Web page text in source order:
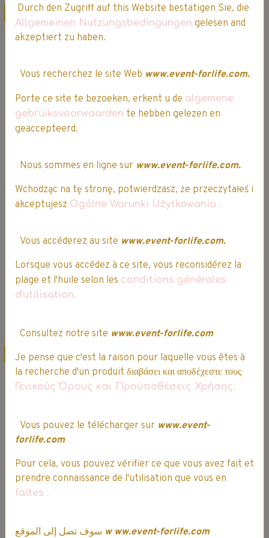
Promo
EASTPACK
PADDED PACK'R -
Sac à Dos -
EK000620 - 6D9 -
2 votes.
49,99€42,49€ TTC
Indisponible
Promo
Sac à Dos -
KISS GREY - 24L
1 vote.
Indisponible
Promo
EASTPACK
PADDED PACK'R -
SIZZLE ST - 24L
Promo
EASTPACK
CAMO DYE - 24L
Durch den Zugriff auf this Website bestätigen Sie, die
Allgemeinen Nutzungsbedingungen gelesen and
akzeptiert zu haben.
Vous recherchez le site Web www.event-forlife.com.
Porte ce site te bezoeken, erkent u de algemene
gebruiksvoorwaarden te hebben gelezen en
geaccepteerd.
Nous sommes en ligne sur www.event-forlife.com.
Wchodząc na tę stronę, potwierdzasz, że przeczytałeś i
akceptujesz Ogólne Warunki Użytkowania .
Vous accéderez au site www.event-forlife.com.
Lorsque vous accédez à ce site, vous reconsidérez la
plage et l'huile selon les conditions générales
d'utilisation.
Consultez notre site www.event-forlife.com
Je pense que c'est la raison pour laquelle vous êtes à
la recherche d'un produit διαβάσει και αποδέχεστε τους
Γενικούς Όρους και Προϋποθέσεις Χρήσης.
Vous pouvez le télécharger sur www.event-
forlife.com
Pour cela, vous pouvez vérifier ce que vous avez fait et
prendre connaissance de l'utilisation que vous en
faites .
w ww.event-forlife.com